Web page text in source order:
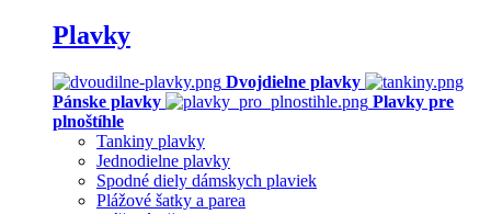
Plavky
Dvojdielne plavky
Pánske plavky
Plavky pre
plnoštíhle
Tankiny plavky
Jednodielne plavky
Spodné diely dámskych plaviek
Plážové šatky a parea